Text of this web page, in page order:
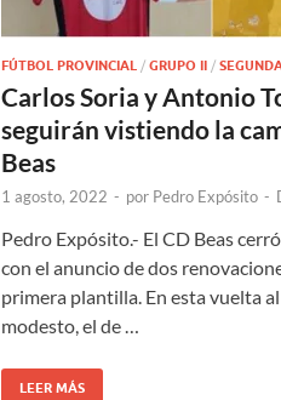
FÚTBOL PROVINCIAL / GRUPO II /
Carlos Soria y Antonio
seguirán vistiendo la
Beas
1 agosto, 2022 - por Pedro Expósito -
Pedro Expósito.- El CD Beas
con el anuncio de dos
primera plantilla. En esta vuelta
modesto, el de …
LEER MÁS